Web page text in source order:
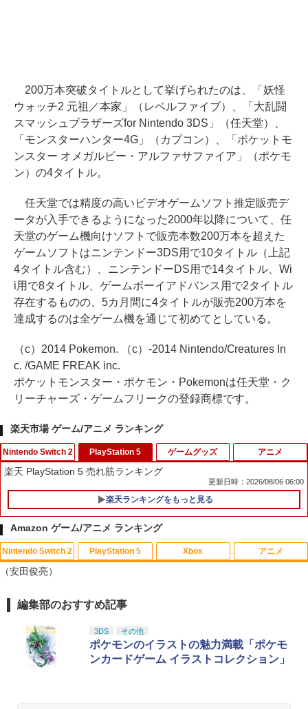
200万本突破タイトルとして挙げられたのは、「妖怪
ウォッチ2 元祖／本家」（レベルファイブ）、「大乱闘
スマッシュブラザーズfor Nintendo 3DS」（任天堂）、
「モンスターハンター4G」（カプコン）、「ポケットモ
ンスター オメガルビー・アルファサファイア」（ポケモ
ン）の4タイトル。
任天堂では精度の高いビデオゲームソフト推定販売デ
ータが入手できるようになった2000年以降について、任
天堂のゲーム機向けソフトで販売本数200万本を超えた
ゲームソフトはニンテンドー3DS用で10タイトル（上記
4タイトル含む）、ニンテンドーDS用で14タイトル、Wi
i用で8タイトル、ゲームボーイアドバンス用で2タイトル
存在するものの、5カ月間に4タイトルが販売200万本を
達成するのは全ゲーム機を通じて初めてとしている。
（c）2014 Pokemon. （c）-2014 Nintendo/Creatures In
c. /GAME FREAK inc.
ポケットモンスター・ポケモン・Pokemonは任天堂・ク
リーチャーズ・ゲームフリークの登録商標です。
楽天市場 ゲーム/アニメ ランキング
Nintendo Switch 2
1
Nintendo Switch2 ケース EVA キャリン
グケース 耐衝撃 大容量収納 Switch 保護
ケース 収納バッグ ニンテンドー スイッ
チ2 収納バッグ キャリーケース 保護 ゲ
ームカード
【店内全品P10倍 8/4〜要エントリー】
【中古】[Switch2] Star Fox(スターフォ
ックス) 任天堂(20260625)
PlayStation 5
楽天 PlayStation 5 売れ筋ランキング
更新日時：2026/08/06 06:00
楽天ランキングをもっと見る
ゲームグッズ アニメ
Amazon ゲーム/アニメ ランキング
Nintendo Switch 2
1
スプラトゥーン レイダース|オンライン
￥5,832
2 スプラトゥーン レイダース -Switch2
PlayStation 5
1
PlayStation 5 デジタル・エディション
ese only (CFI-2200B01)
￥55,000
Beast of Reincarnation -PS5 【特典】
Xbox
1
Xbox プリペイドカード 10,000円 デジ
[オンラインコード]
￥10,000
Xbox プリペイドカード 3,000円 デジタ
アニメ
1
劇場版「鬼滅の刃」無限城編 第一章 猗
￥3,964
2 劇場版「鬼滅の刃」無限城編 第一章 猗
（安田俊亮）
編集部のおすすめ記事
3DS その他
ポケモンのイラストの魅力満載「ポケモ
ンカードゲーム イラストコレクション」